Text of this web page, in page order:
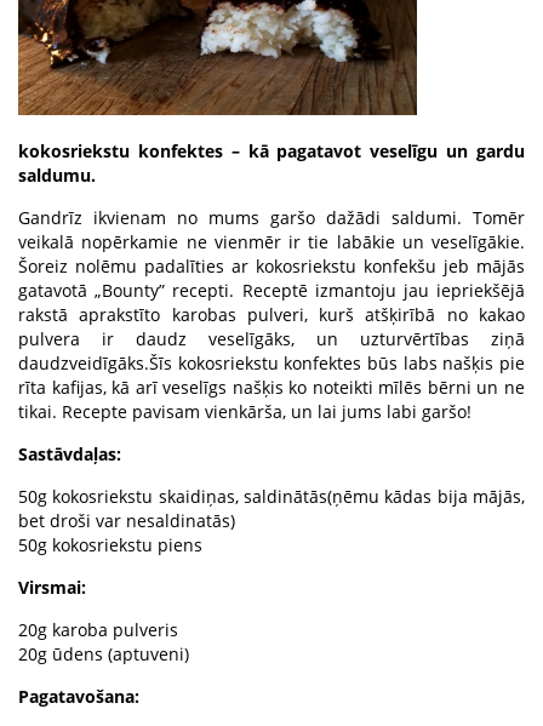
kokosriekstu konfektes – kā pagatavot veselīgu un gardu
saldumu.
Gandrīz ikvienam no mums garšo dažādi saldumi. Tomēr
veikalā nopērkamie ne vienmēr ir tie labākie un veselīgākie.
Šoreiz nolēmu padalīties ar kokosriekstu konfekšu jeb mājās
gatavotā „Bounty” recepti. Receptē izmantoju jau iepriekšējā
rakstā aprakstīto karobas pulveri, kurš atšķirībā no kakao
pulvera ir daudz veselīgāks, un uzturvērtības ziņā
daudzveidīgāks.Šīs kokosriekstu konfektes būs labs našķis pie
rīta kafijas, kā arī veselīgs našķis ko noteikti mīlēs bērni un ne
tikai. Recepte pavisam vienkārša, un lai jums labi garšo!
Sastāvdaļas:
50g kokosriekstu skaidiņas, saldinātās(ņēmu kādas bija mājās,
bet droši var nesaldinatās)
50g kokosriekstu piens
Virsmai:
20g karoba pulveris
20g ūdens (aptuveni)
Pagatavošana: